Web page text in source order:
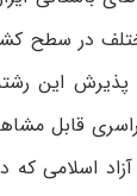
در سطح
پذیرش این
قابل
اسلامی که